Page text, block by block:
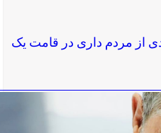
از مردم‌ داری در قامت یک